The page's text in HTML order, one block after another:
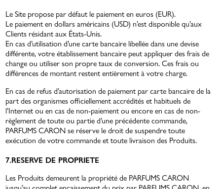
Le Site propose par défaut le paiement en euros (EUR).
Le paiement en dollars américains (USD) n’est disponible qu’aux
Clients résidant aux États-Unis.
En cas d’utilisation d’une carte bancaire libellée dans une devise
différente, votre établissement bancaire peut appliquer des frais de
change ou utiliser son propre taux de conversion. Ces frais ou
différences de montant restent entièrement à votre charge.
En cas de refus d’autorisation de paiement par carte bancaire de la
part des organismes officiellement accrédités et habituels de
l’Internet ou en cas de non-paiement ou encore en cas de non-
règlement de toute ou partie d’une précédente commande,
PARFUMS CARON se réserve le droit de suspendre toute
exécution de votre commande et toute livraison des Produits.
7.RESERVE DE PROPRIETE
Les Produits demeurent la propriété de PARFUMS CARON